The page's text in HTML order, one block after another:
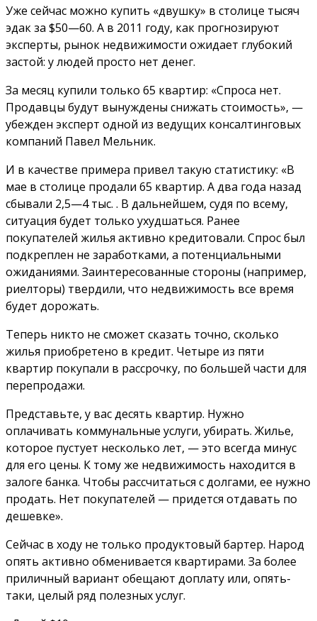
Уже сейчас можно купить «двушку» в столице тысяч
эдак за $50—60. А в 2011 году, как прогнозируют
эксперты, рынок недвижимости ожидает глубокий
застой: у людей просто нет денег.
За месяц купили только 65 квартир: «Спроса нет.
Продавцы будут вынуждены снижать стоимость», —
убежден эксперт одной из ведущих консалтинговых
компаний Павел Мельник.
И в качестве примера привел такую статистику: «В
мае в столице продали 65 квартир. А два года назад
сбывали 2,5—4 тыс. . В дальнейшем, судя по всему,
ситуация будет только ухудшаться. Ранее
покупателей жилья активно кредитовали. Спрос был
подкреплен не заработками, а потенциальными
ожиданиями. Заинтересованные стороны (например,
риелторы) твердили, что недвижимость все время
будет дорожать.
Теперь никто не сможет сказать точно, сколько
жилья приобретено в кредит. Четыре из пяти
квартир покупали в рассрочку, по большей части для
перепродажи.
Представьте, у вас десять квартир. Нужно
оплачивать коммунальные услуги, убирать. Жилье,
которое пустует несколько лет, — это всегда минус
для его цены. К тому же недвижимость находится в
залоге банка. Чтобы рассчитаться с долгами, ее нужно
продать. Нет покупателей — придется отдавать по
дешевке».
Сейчас в ходу не только продуктовый бартер. Народ
опять активно обменивается квартирами. За более
приличный вариант обещают доплату или, опять-
таки, целый ряд полезных услуг.